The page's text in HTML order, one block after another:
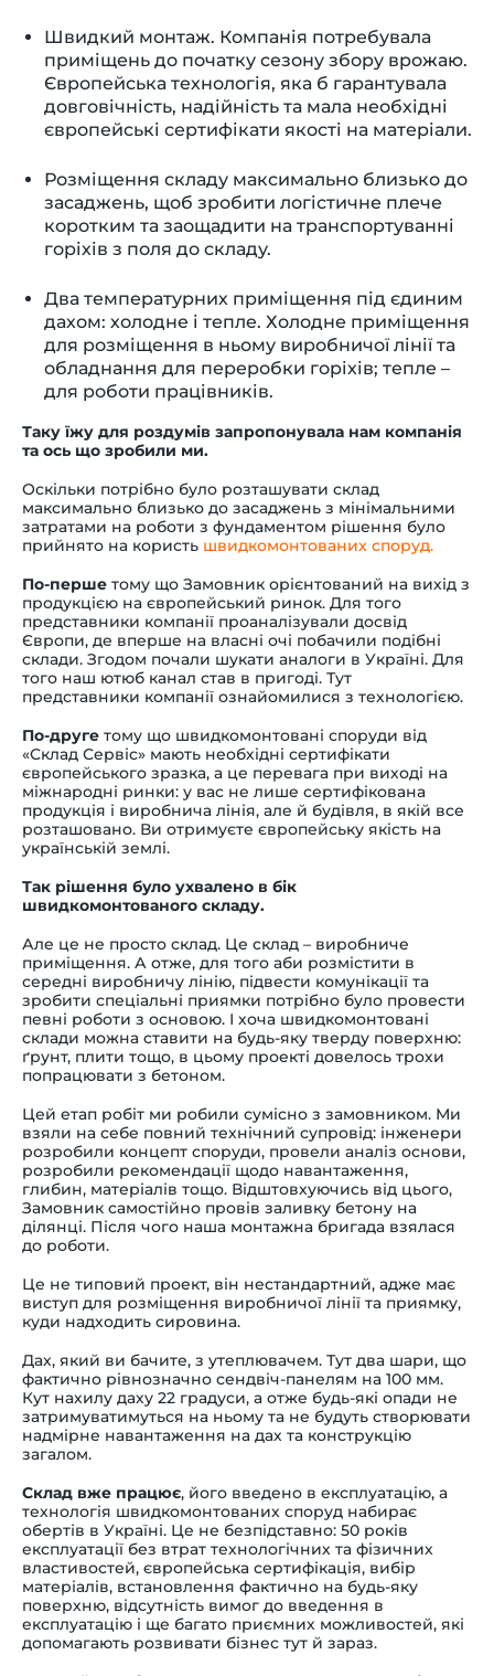
Швидкий монтаж. Компанія потребувала
приміщень до початку сезону збору врожаю.
Європейська технологія, яка б гарантувала
довговічність, надійність та мала необхідні
європейські сертифікати якості на матеріали.
Розміщення складу максимально близько до
засаджень, щоб зробити логістичне плече
коротким та заощадити на транспортуванні
горіхів з поля до складу.
Два температурних приміщення під єдиним
дахом: холодне і тепле. Холодне приміщення
для розміщення в ньому виробничої лінії та
обладнання для переробки горіхів; тепле –
для роботи працівників.
Таку їжу для роздумів запропонувала нам компанія
та ось що зробили ми.
Оскільки потрібно було розташувати склад
максимально близько до засаджень з мінімальними
затратами на роботи з фундаментом рішення було
прийнято на користь швидкомонтованих споруд.
По-перше тому що Замовник орієнтований на вихід з
продукцією на європейський ринок. Для того
представники компанії проаналізували досвід
Європи, де вперше на власні очі побачили подібні
склади. Згодом почали шукати аналоги в Україні. Для
того наш ютюб канал став в пригоді. Тут
представники компанії ознайомилися з технологією.
По-друге тому що швидкомонтовані споруди від
«Склад Сервіс» мають необхідні сертифікати
європейського зразка, а це перевага при виході на
міжнародні ринки: у вас не лише сертифікована
продукція і виробнича лінія, але й будівля, в якій все
розташовано. Ви отримуєте європейську якість на
українській землі.
Так рішення було ухвалено в бік
швидкомонтованого складу.
Але це не просто склад. Це склад – виробниче
приміщення. А отже, для того аби розмістити в
середні виробничу лінію, підвести комунікації та
зробити спеціальні приямки потрібно було провести
певні роботи з основою. І хоча швидкомонтовані
склади можна ставити на будь-яку тверду поверхню:
ґрунт, плити тощо, в цьому проекті довелось трохи
попрацювати з бетоном.
Цей етап робіт ми робили сумісно з замовником. Ми
взяли на себе повний технічний супровід: інженери
розробили концепт споруди, провели аналіз основи,
розробили рекомендації щодо навантаження,
глибин, матеріалів тощо. Відштовхуючись від цього,
Замовник самостійно провів заливку бетону на
ділянці. Після чого наша монтажна бригада взялася
до роботи.
Це не типовий проект, він нестандартний, адже має
виступ для розміщення виробничої лінії та приямку,
куди надходить сировина.
Дах, який ви бачите, з утеплювачем. Тут два шари, що
фактично рівнозначно сендвіч-панелям на 100 мм.
Кут нахилу даху 22 градуси, а отже будь-які опади не
затримуватимуться на ньому та не будуть створювати
надмірне навантаження на дах та конструкцію
загалом.
Склад вже працює, його введено в експлуатацію, а
технологія швидкомонтованих споруд набирає
обертів в Україні. Це не безпідставно: 50 років
експлуатації без втрат технологічних та фізичних
властивостей, європейська сертифікація, вибір
матеріалів, встановлення фактично на будь-яку
поверхню, відсутність вимог до введення в
експлуатацію і ще багато приємних можливостей, які
допомагають розвивати бізнес тут й зараз.